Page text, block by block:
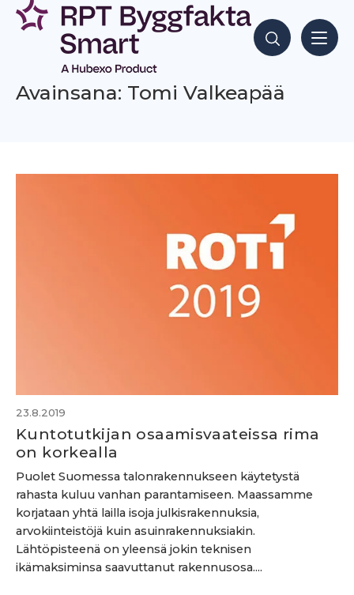
Siirry
sisältöön
Hae sisältöjä
Avainsana: Tomi Valkeapää
23.8.2019
Kuntotutkijan osaamisvaateissa rima
on korkealla
Puolet Suomessa talonrakennukseen käytetystä
rahasta kuluu vanhan parantamiseen. Maassamme
korjataan yhtä lailla isoja julkisrakennuksia,
arvokiinteistöjä kuin asuinrakennuksiakin.
Lähtöpisteenä on yleensä jokin teknisen
ikämaksiminsa saavuttanut rakennusosa....